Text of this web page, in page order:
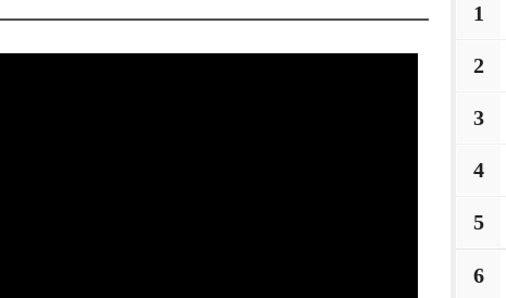
1
2
3
4
5
6